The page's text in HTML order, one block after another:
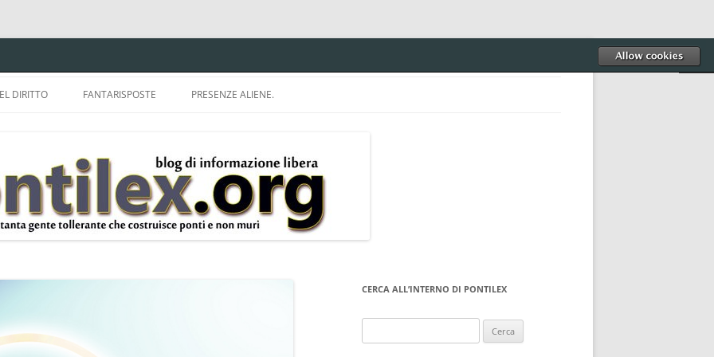
DIRITTO
DELLA LDA 633.
E
FANTARISPOSTE PRESENZE ALIENE.
CERCA ALL’INTERNO DI PONTILEX
per: